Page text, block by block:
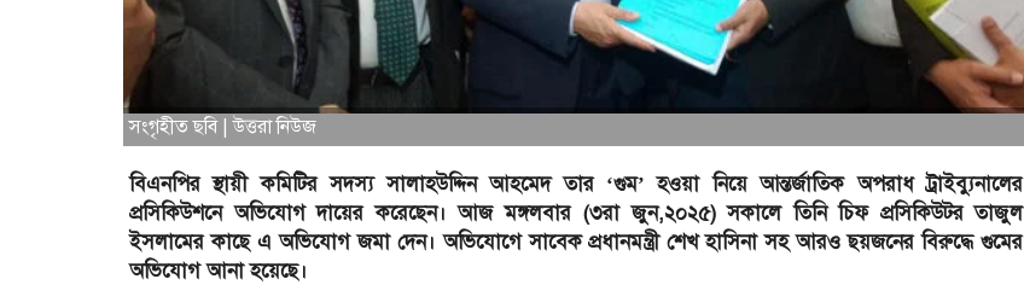
সংগৃহীত ছবি | উত্তরা নিউজ
বিএনপির স্থায়ী কমিটির সদস্য সালাহউদ্দিন আহমেদ তার ‘গুম’ হওয়া নিয়ে আন্তর্জাতিক অপরাধ ট্রাইব্যুনালের
প্রসিকিউশনে অভিযোগ দায়ের করেছেন। আজ মঙ্গলবার (৩রা জুন,২০২৫) সকালে তিনি চিফ প্রসিকিউটর তাজুল
ইসলামের কাছে এ অভিযোগ জমা দেন। অভিযোগে সাবেক প্রধানমন্ত্রী শেখ হাসিনা সহ আরও ছয়জনের বিরুদ্ধে গুমের
অভিযোগ আনা হয়েছে।